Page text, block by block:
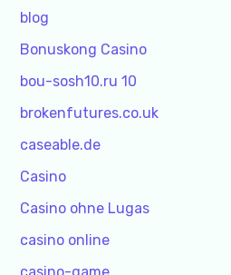
blog
Bonuskong Casino
bou-sosh10.ru 10
brokenfutures.co.uk
caseable.de
Casino
Casino ohne Lugas
casino online